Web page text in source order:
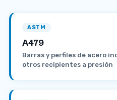
ASTM
A479
Barras y perfiles de acero
otros recipientes a presión